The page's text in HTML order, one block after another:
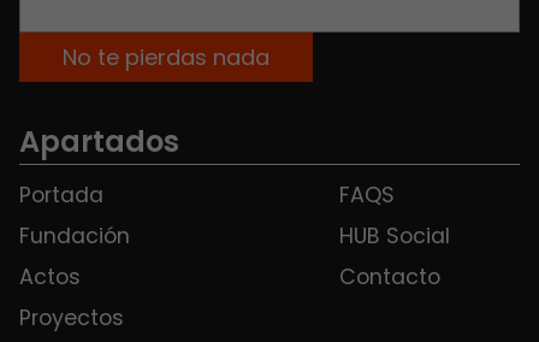
Apartados
Portada
Fundación
Actos
Proyectos
FAQS
HUB Social
Contacto